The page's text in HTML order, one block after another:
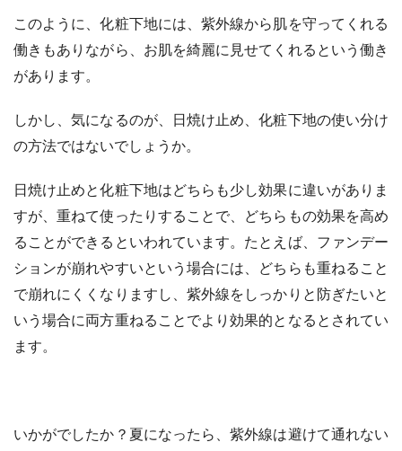
このように、化粧下地には、紫外線から肌を守ってくれる
働きもありながら、お肌を綺麗に見せてくれるという働き
があります。
しかし、気になるのが、日焼け止め、化粧下地の使い分け
の方法ではないでしょうか。
日焼け止めと化粧下地はどちらも少し効果に違いがありま
すが、重ねて使ったりすることで、どちらもの効果を高め
ることができるといわれています。たとえば、ファンデー
ションが崩れやすいという場合には、どちらも重ねること
で崩れにくくなりますし、紫外線をしっかりと防ぎたいと
いう場合に両方重ねることでより効果的となるとされてい
ます。
いかがでしたか？夏になったら、紫外線は避けて通れない